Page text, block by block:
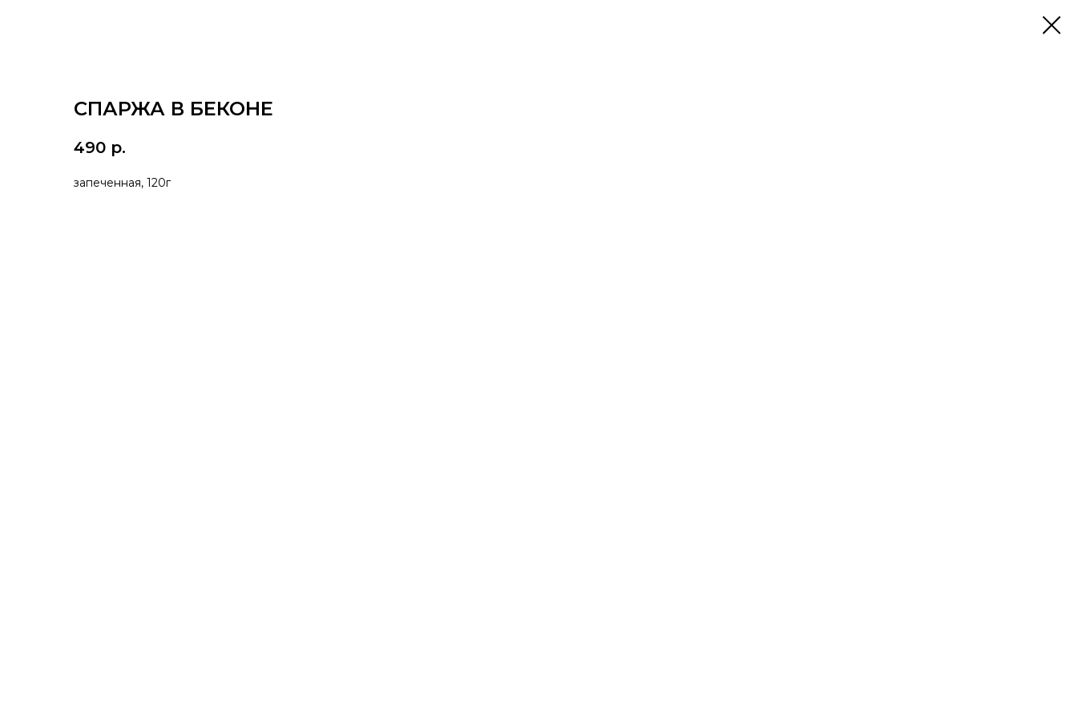
СПАРЖА В БЕКОНЕ
490 р.
запеченная, 120г